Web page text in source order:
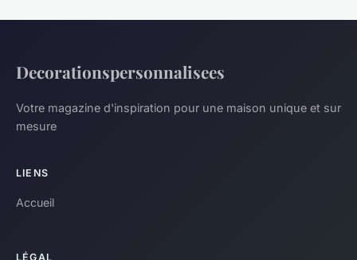
Decorationspersonnalisees
Votre magazine d'inspiration pour une maison unique et sur
mesure
LIENS
Accueil
LÉGAL